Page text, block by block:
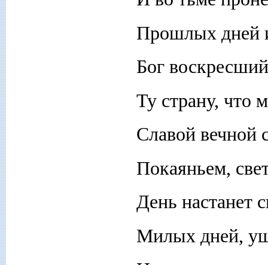
Прошлых дней
Бог
Ту страну, что
Славой вечной
Покаяньем,
День настанет
Милых дней,